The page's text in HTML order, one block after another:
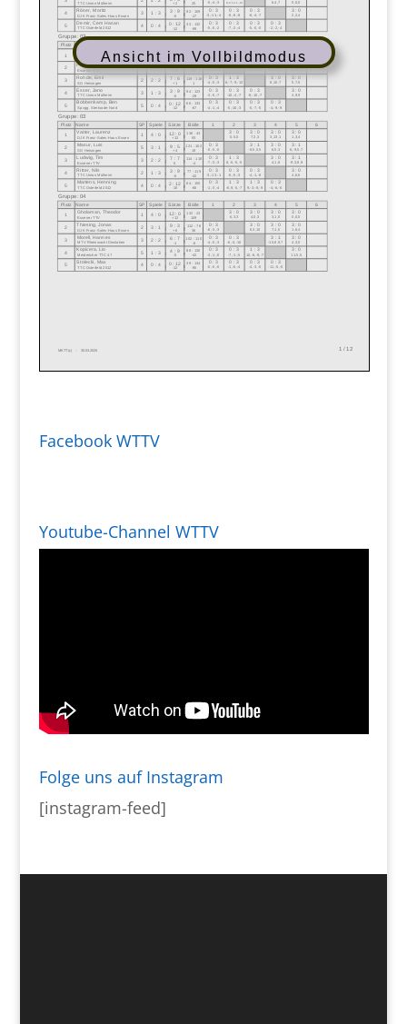
Ansicht im Vollbildmodus
Facebook WTTV
Youtube-Channel WTTV
Folge uns auf Instagram
[instagram-feed]